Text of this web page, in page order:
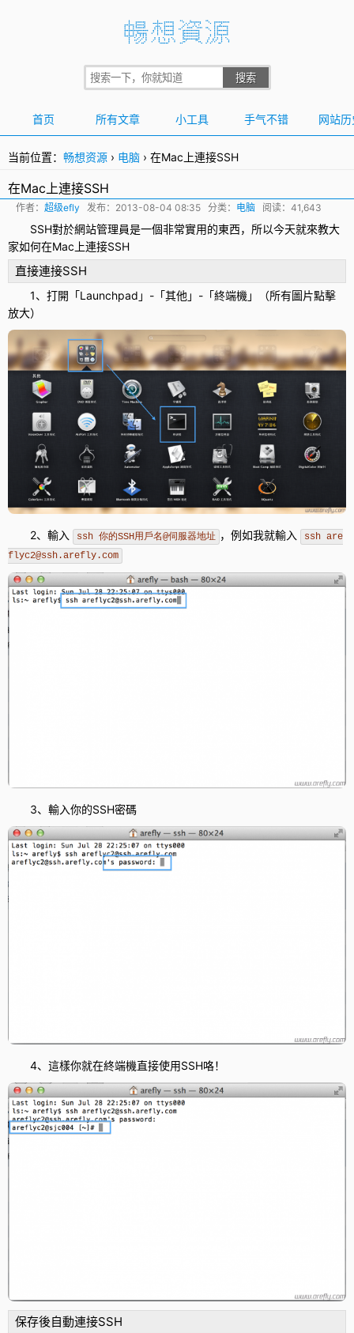
首页 所有文章 小工具 手气不错 网站历
当前位置： 畅想资源 › 电脑 › 在Mac上連接SSH
在Mac上連接SSH
作者： 超级efly 发布： 2013-08-04 08:35 分类： 电脑 阅读：41,643
SSH對於網站管理員是一個非常實用的東西，所以今天就來教大
家如何在Mac 上連接SSH
直接連接SSH
1、打開「Launchpad」-「其他」-「終端機」（所有圖片點擊
放大）
2、輸入 ssh 你的SSH用戶名@伺服器地址 ，例如我就輸入
ssh are
flyc2@ssh.arefly.com
3、輸入你的SSH密碼
4、這樣你就在終端機直接使用SSH咯！
保存後自動連接SSH